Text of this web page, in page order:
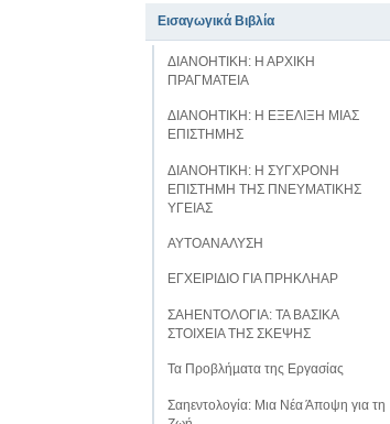
Εισαγωγικά Βιβλία
ΔΙΑΝΟΗΤΙΚΗ: Η ΑΡΧΙΚΗ
ΠΡΑΓΜΑΤΕΙΑ
ΔΙΑΝΟΗΤΙΚΗ: Η ΕΞΕΛΙΞΗ ΜΙΑΣ
ΕΠΙΣΤΗΜΗΣ
ΔΙΑΝΟΗΤΙΚΗ: Η ΣΥΓΧΡΟΝΗ
ΕΠΙΣΤΗΜΗ ΤΗΣ ΠΝΕΥΜΑΤΙΚΗΣ
ΥΓΕΙΑΣ
ΑΥΤΟΑΝΑΛΥΣΗ
ΕΓΧΕΙΡΙΔΙΟ ΓΙΑ ΠΡΗΚΛΗΑΡ
ΣΑΗΕΝΤΟΛΟΓΙΑ: ΤΑ ΒΑΣΙΚΑ
ΣΤΟΙΧΕΙΑ ΤΗΣ ΣΚΕΨΗΣ
Τα Προβλήµατα της Εργασίας
Σαηεντολογία: Μια Νέα Άποψη για τη